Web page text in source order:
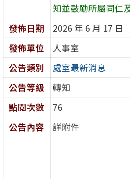
知並鼓勵所屬同仁
發佈日期
2026 年 6 月 17 日
發佈單位
人事室
公告類別
處室最新消息
公告等級
轉知
點閱次數
76
公告內容
詳附件